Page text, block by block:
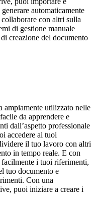
automaticamente
con altri sulla
di gestione manuale
creazione del documento
ampiamente utilizzato nelle
da apprendere e
dall’aspetto professionale
accedere ai tuoi
il tuo lavoro con altri
in tempo reale. E con
i tuoi riferimenti,
tuo documento e
Con una
puoi iniziare a creare i